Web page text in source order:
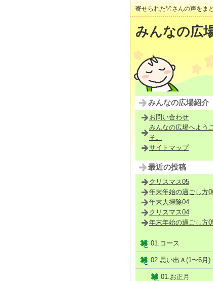
寄せられた皆さんの声をま
みんなの広
みんなの広場紹介
お問い合わせ
みんなの広場へようこ
そ。
サイトマップ
最近の投稿
クリスマス05
年末年始の過ごし方
年末大掃除04
クリスマス04
年末年始の過ごし方
01.コース
02.思い出Ａ(1〜6月)
01.お正月